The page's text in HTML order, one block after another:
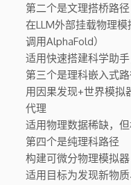
第二个是文理搭桥路径
在LLM外部挂载物理
调用AlphaFold）
适用快速搭建科学助手
第三个是理科嵌入式
用因果发现+世界模拟
代理
适用物理数据稀缺，
第四个是纯理科路径
构建可微分物理模拟
适用目标为发现新物